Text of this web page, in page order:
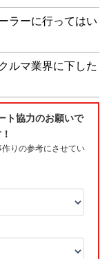
ラーに行ってはい
ルマ業界に下した